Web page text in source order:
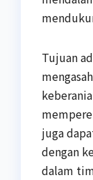
Tujuan
juga
dengan
dalam